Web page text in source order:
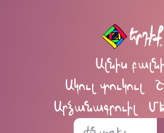
Ալնիս
Ակուլ տուկուլ
Արձանագրուիլ